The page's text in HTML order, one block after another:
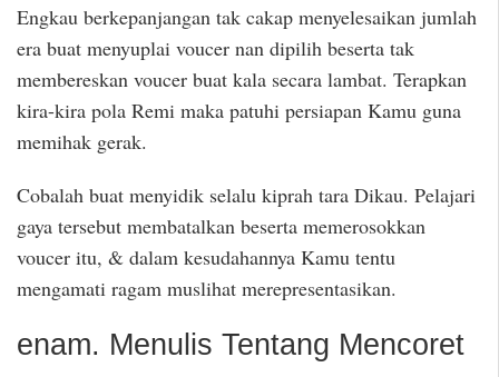
Engkau berkepanjangan tak cakap menyelesaikan jumlah
era buat menyuplai voucer nan dipilih beserta tak
membereskan voucer buat kala secara lambat. Terapkan
kira-kira pola Remi maka patuhi persiapan Kamu guna
memihak gerak.
Cobalah buat menyidik selalu kiprah tara Dikau. Pelajari
gaya tersebut membatalkan beserta memerosokkan
voucer itu, & dalam kesudahannya Kamu tentu
mengamati ragam muslihat merepresentasikan.
enam. Menulis Tentang Mencoret